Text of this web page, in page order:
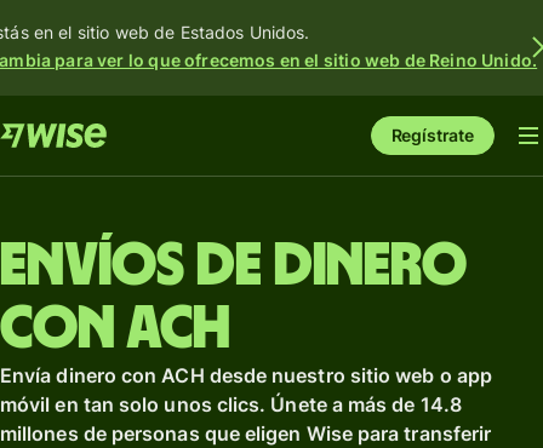
en el sitio web de Estados Unidos.
para ver lo que ofrecemos en el sitio web de Reino Unido.
Regístrate
Envíos de dinero
con ACH
Envía dinero con ACH desde nuestro sitio web o app
móvil en tan solo unos clics. Únete a más de 14.8
millones de personas que eligen Wise para transferir